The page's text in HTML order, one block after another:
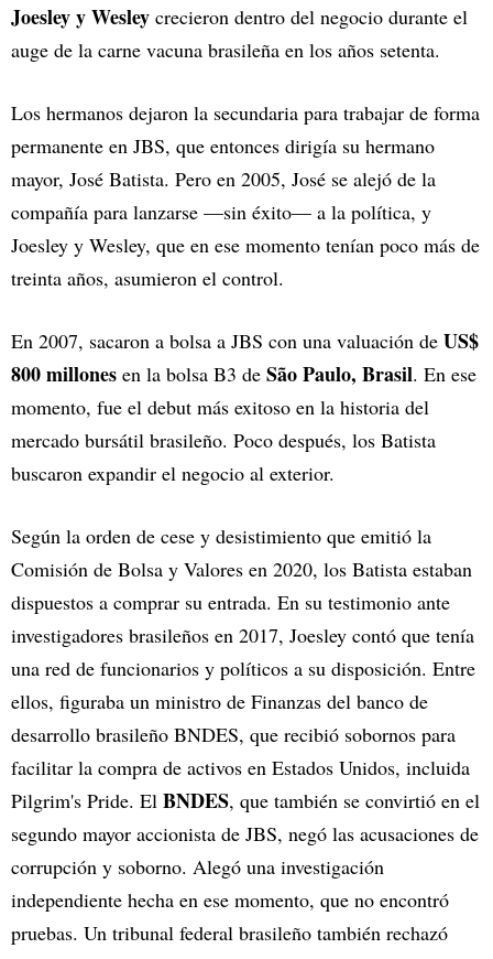
Joesley y Wesley crecieron dentro del negocio durante el
auge de la carne vacuna brasileña en los años setenta.
Los hermanos dejaron la secundaria para trabajar de forma
permanente en JBS, que entonces dirigía su hermano
mayor, José Batista. Pero en 2005, José se alejó de la
compañía para lanzarse —sin éxito— a la política, y
Joesley y Wesley, que en ese momento tenían poco más de
treinta años, asumieron el control.
En 2007, sacaron a bolsa a JBS con una valuación de US$
800 millones en la bolsa B3 de São Paulo, Brasil. En ese
momento, fue el debut más exitoso en la historia del
mercado bursátil brasileño. Poco después, los Batista
buscaron expandir el negocio al exterior.
Según la orden de cese y desistimiento que emitió la
Comisión de Bolsa y Valores en 2020, los Batista estaban
dispuestos a comprar su entrada. En su testimonio ante
investigadores brasileños en 2017, Joesley contó que tenía
una red de funcionarios y políticos a su disposición. Entre
ellos, figuraba un ministro de Finanzas del banco de
desarrollo brasileño BNDES, que recibió sobornos para
facilitar la compra de activos en Estados Unidos, incluida
Pilgrim's Pride. El BNDES, que también se convirtió en el
segundo mayor accionista de JBS, negó las acusaciones de
corrupción y soborno. Alegó una investigación
independiente hecha en ese momento, que no encontró
pruebas. Un tribunal federal brasileño también rechazó